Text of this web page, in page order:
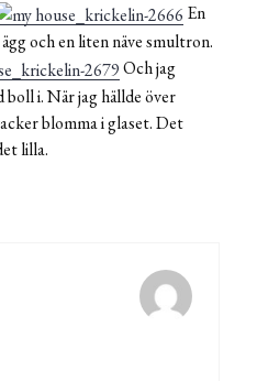
En
och en liten näve smultron.
Och jag
i. När jag hällde över
blomma i glaset. Det
lilla.